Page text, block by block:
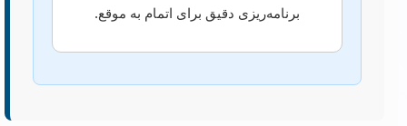
برنامه‌ریزی دقیق برای اتمام به موقع.